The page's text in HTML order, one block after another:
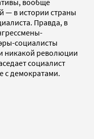
— в истории страны
Правда, в
социалисты
никакой революции
социалист
с демократами.